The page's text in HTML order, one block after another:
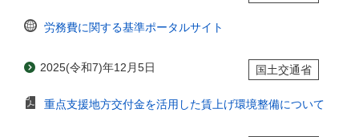
労務費に関する基準ポータルサイト
2025(令和7)年12月5日 国土交通省
重点支援地方交付金を活用した賃上げ環境整備について